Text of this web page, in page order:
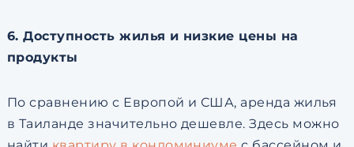
6. Доступность жилья и низкие цены на
продукты
По сравнению с Европой и США, аренда жилья
в Таиланде значительно дешевле. Здесь можно